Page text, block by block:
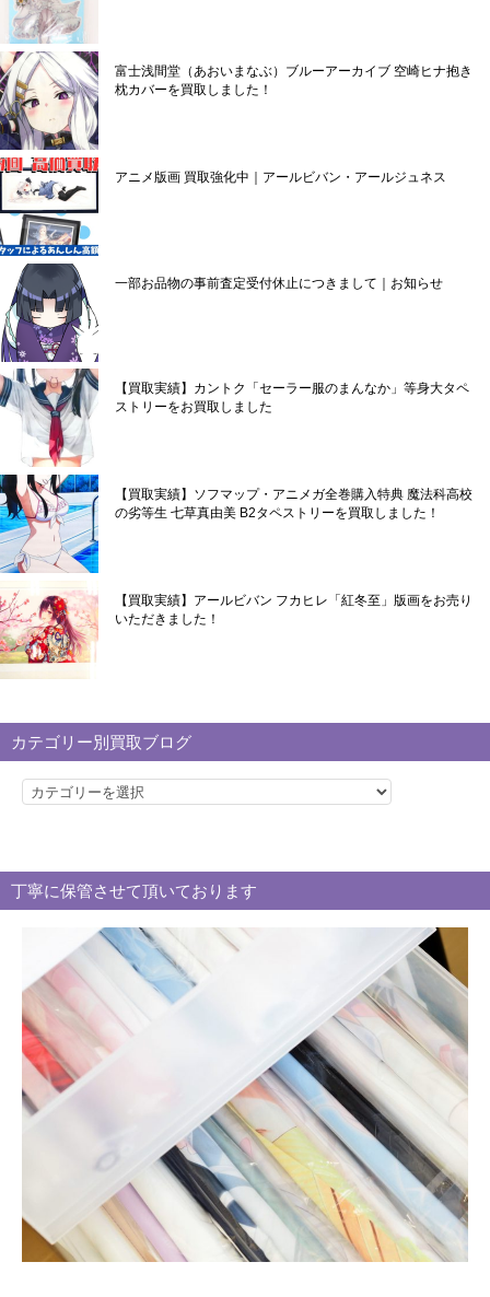
富士浅間堂（あおいまなぶ）ブルーアーカイブ 空崎ヒナ抱き
枕カバーを買取しました！
アニメ版画 買取強化中｜アールビバン・アールジュネス
一部お品物の事前査定受付休止につきまして｜お知らせ
【買取実績】カントク「セーラー服のまんなか」等身大タペ
ストリーをお買取しました
【買取実績】ソフマップ・アニメガ全巻購入特典 魔法科高校
の劣等生 七草真由美 B2タペストリーを買取しました！
【買取実績】アールビバン フカヒレ「紅冬至」版画をお売り
いただきました！
カテゴリー別買取ブログ
カ
リ
ー
ロ
グ
丁寧に保管させて頂いております